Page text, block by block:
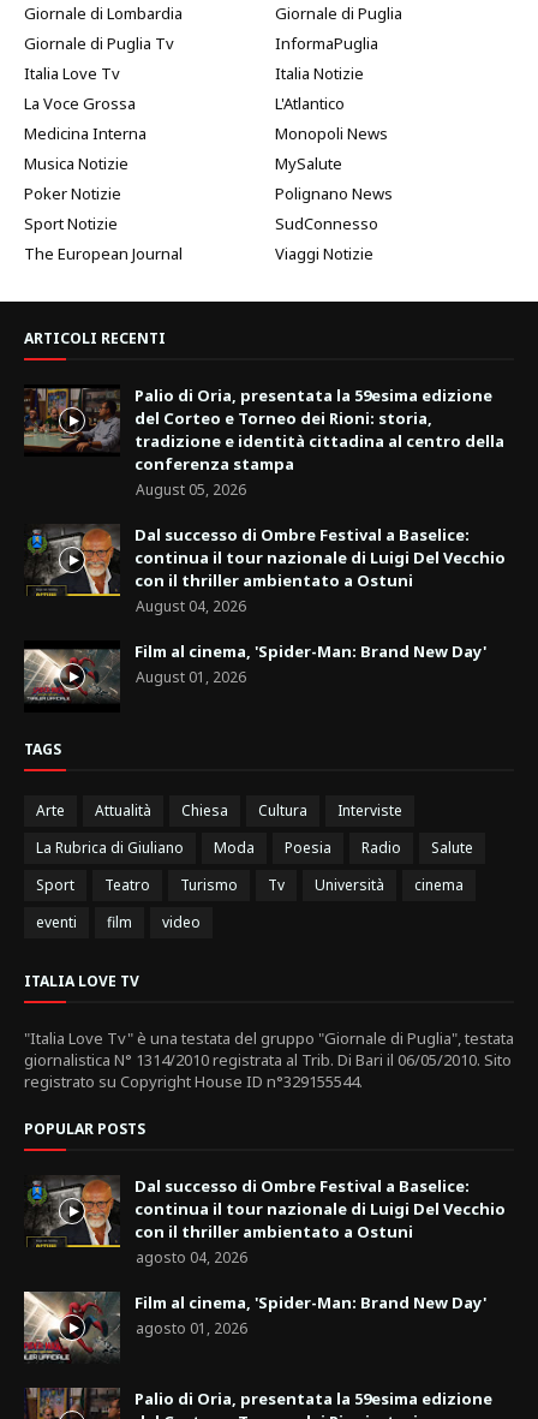
Giornale di Lombardia
Giornale di Puglia
Giornale di Puglia Tv
InformaPuglia
Italia Love Tv
Italia Notizie
La Voce Grossa
L'Atlantico
Medicina Interna
Monopoli News
Musica Notizie
MySalute
Poker Notizie
Polignano News
Sport Notizie
SudConnesso
The European Journal
Viaggi Notizie
ARTICOLI RECENTI
Palio di Oria, presentata la 59esima edizione
del Corteo e Torneo dei Rioni: storia,
tradizione e identità cittadina al centro della
conferenza stampa
August 05, 2026
Dal successo di Ombre Festival a Baselice:
continua il tour nazionale di Luigi Del Vecchio
con il thriller ambientato a Ostuni
August 04, 2026
Film al cinema, 'Spider-Man: Brand New Day'
August 01, 2026
TAGS
Arte Attualità Chiesa Cultura
Interviste
La Rubrica di Giuliano
Moda Poesia Radio
Salute
Sport
Teatro Turismo Tv Università
cinema
eventi
film video
ITALIA LOVE TV
"Italia Love Tv" è una testata del gruppo "Giornale di Puglia", testata
giornalistica N° 1314/2010 registrata al Trib. Di Bari il 06/05/2010. Sito
registrato su Copyright House ID n°329155544.
POPULAR POSTS
Dal successo di Ombre Festival a Baselice:
continua il tour nazionale di Luigi Del Vecchio
con il thriller ambientato a Ostuni
agosto 04, 2026
Film al cinema, 'Spider-Man: Brand New Day'
agosto 01, 2026
Palio di Oria, presentata la 59esima edizione